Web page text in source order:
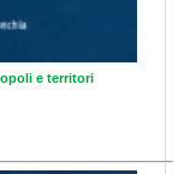
e territori